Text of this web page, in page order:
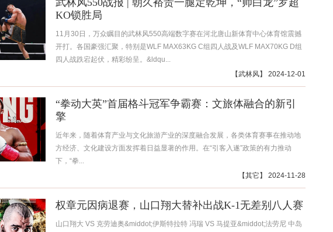
武林风550战报 | 朝久裕贵一腿定乾坤，“帅白龙”罗超
KO锁胜局
11月30日，万众瞩目的武林风550高端数字赛在河北唐山新体育中心体育馆震撼
开打。各国豪强汇聚，特别是WLF MAX63KG C组四人战及WLF MAX70KG D组
四人战跌宕起伏，精彩纷呈。&ldqu...
【武林风】 2024-12-01
“拳动大英”首届格斗冠军争霸赛：文旅体融合的新引
擎
近年来，随着体育产业与文化旅游产业的深度融合发展，各类体育赛事在推动地
方经济、文化建设方面发挥着日益显著的作用。在“引客入遂”政策的有力推动
下，“拳...
【其它 】 2024-11-28
权章元因病退赛，山口翔大替补出战K-1无差别八人赛
山口翔大 VS 克劳迪奥&middot;伊斯特拉特 冯瑞 VS 马提亚&middot;法劳尼 中岛